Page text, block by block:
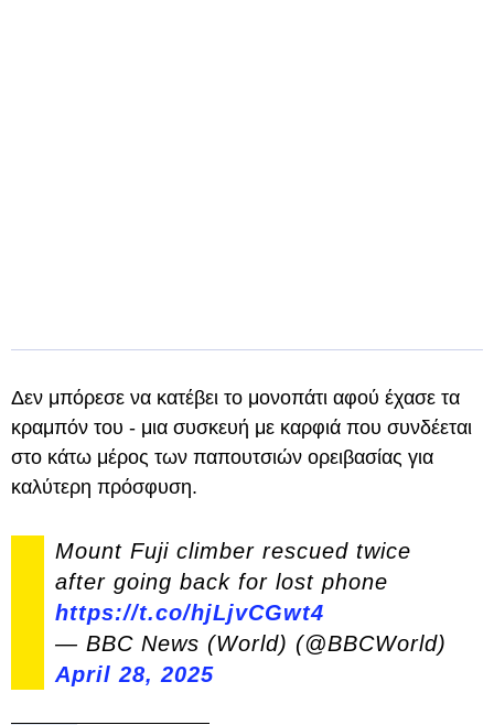
Δεν μπόρεσε να κατέβει το μονοπάτι αφού έχασε τα
κραμπόν του - μια συσκευή με καρφιά που συνδέεται
στο κάτω μέρος των παπουτσιών ορειβασίας για
καλύτερη πρόσφυση.
Mount Fuji climber rescued twice
after going back for lost phone
https://t.co/hjLjvCGwt4
— BBC News (World) (@BBCWorld)
April 28, 2025